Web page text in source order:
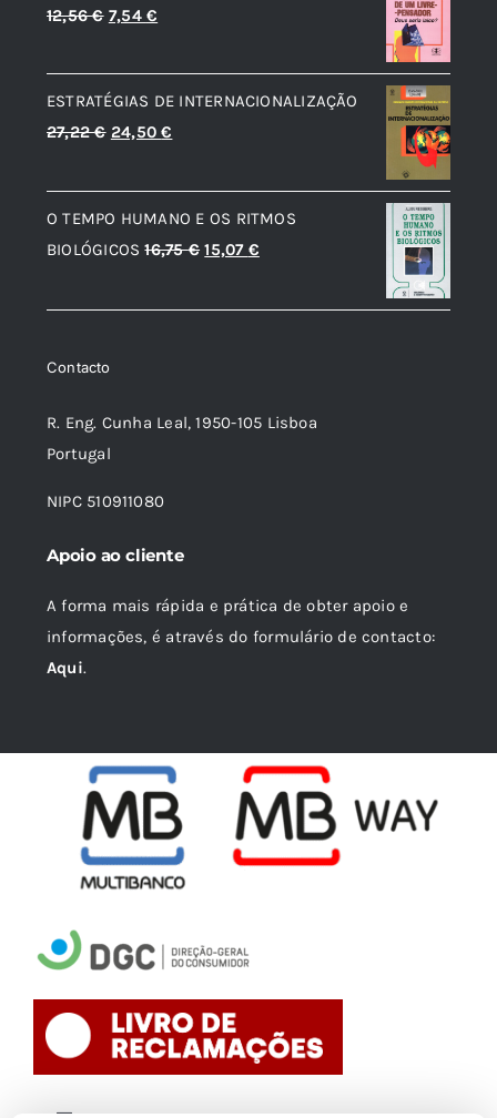
12,56€ O
original
era:
12,56 €.
7,54 €
atual
é:
7,54 €.
ESTRATÉGIAS DE INTERNACIONALIZAÇÃO
27,22€ O
original
era:
27,22 €.
24,50€
atual
é:
24,50 €.
O TEMPO HUMANO E OS RITMOS
BIOLÓGICOS 16,75€ O
original
15,07 €O
atual
Contacto
R. Eng. Cunha Leal, 1950-105 Lisboa
Portugal
NIPC 510911080
Apoio ao cliente
A forma mais rápida e prática de obter apoio e
informações, é através do formulário de contacto:
Aqui.